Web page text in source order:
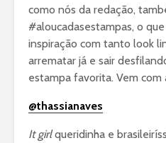
como nós da redação,
#aloucadasestampas, o
inspiração com tanto look
arrematar já e sair
estampa favorita. Vem com
@thassianaves
It girlqueridinha e